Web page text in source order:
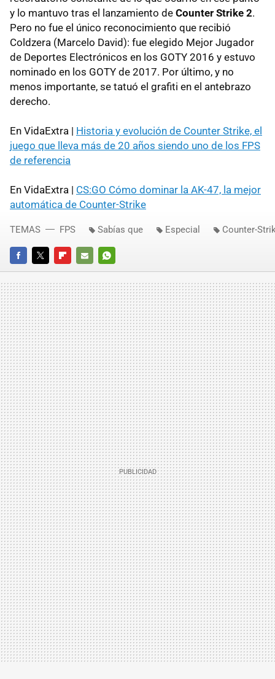
y lo mantuvo tras el lanzamiento de Counter Strike 2.
Pero no fue el único reconocimiento que recibió
Coldzera (Marcelo David): fue elegido Mejor Jugador
de Deportes Electrónicos en los GOTY 2016 y estuvo
nominado en los GOTY de 2017. Por último, y no
menos importante, se tatuó el grafiti en el antebrazo
derecho.
En VidaExtra | Historia y evolución de Counter Strike, el
juego que lleva más de 20 años siendo uno de los FPS
de referencia
En VidaExtra | CS:GO Cómo dominar la AK-47, la mejor
automática de Counter-Strike
FACEBOOKTWITTERFLIPBOARD
E-
MAIL
WHATSAPP
TEMAS FPS Sabías que Especial Counter-